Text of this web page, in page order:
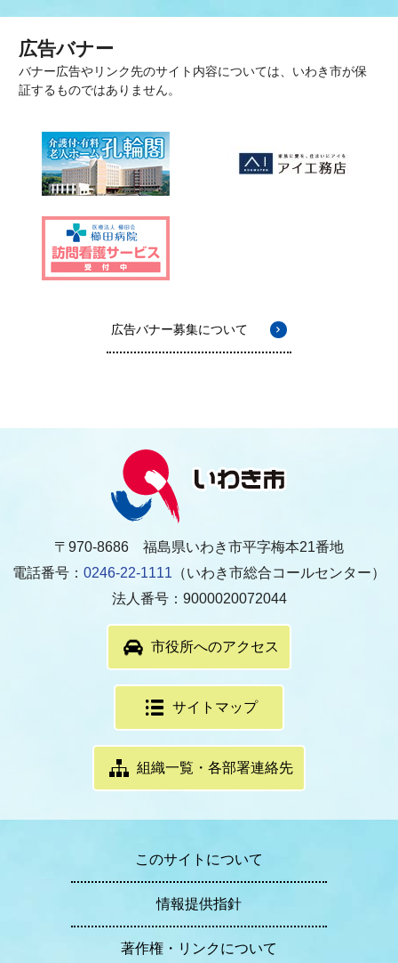
広告バナー
バナー広告やリンク先のサイト内容については、いわき市が保
証するものではありません。
広告バナー募集について
〒970-8686 福島県いわき市平字梅本21番地
電話番号： 0246-22-1111 （いわき市総合コールセンター）
法人番号：9000020072044
市役所へのアクセス
サイトマップ
組織一覧・各部署連絡先
このサイトについて
情報提供指針
著作権・リンクについて